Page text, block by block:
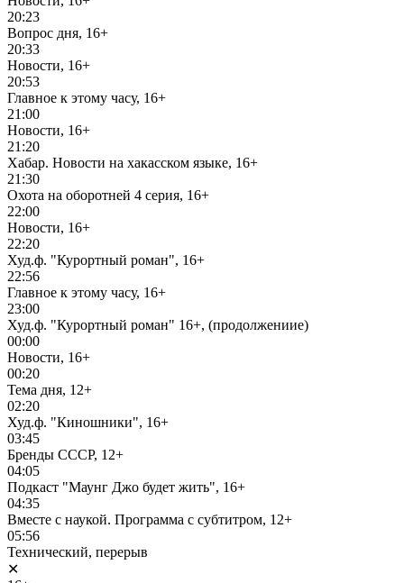
20:23
Вопрос дня, 16+
20:33
Новости, 16+
20:53
Главное к этому часу, 16+
21:00
Новости, 16+
21:20
Хабар. Новости на хакасском языке, 16+
21:30
Охота на оборотней 4 серия, 16+
22:00
Новости, 16+
22:20
Худ.ф. "Курортный роман", 16+
22:56
Главное к этому часу, 16+
23:00
Худ.ф. "Курортный роман" 16+, (продолжениие)
00:00
Новости, 16+
00:20
Тема дня, 12+
02:20
Худ.ф. "Киношники", 16+
03:45
Бренды СССР, 12+
04:05
Подкаст "Маунг Джо будет жить", 16+
04:35
Вместе с наукой. Программа с субтитром, 12+
05:56
Технический, перерыв
✕